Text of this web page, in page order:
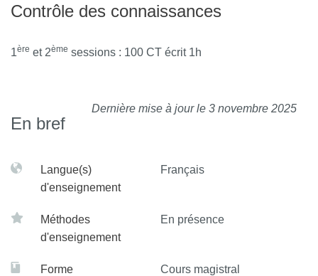
Contrôle des connaissances
1ère et 2ème sessions : 100 CT écrit 1h
Dernière mise à jour le 3 novembre 2025
En bref
Langue(s)
d'enseignement
Français
Méthodes
d'enseignement
En présence
Forme
Cours magistral